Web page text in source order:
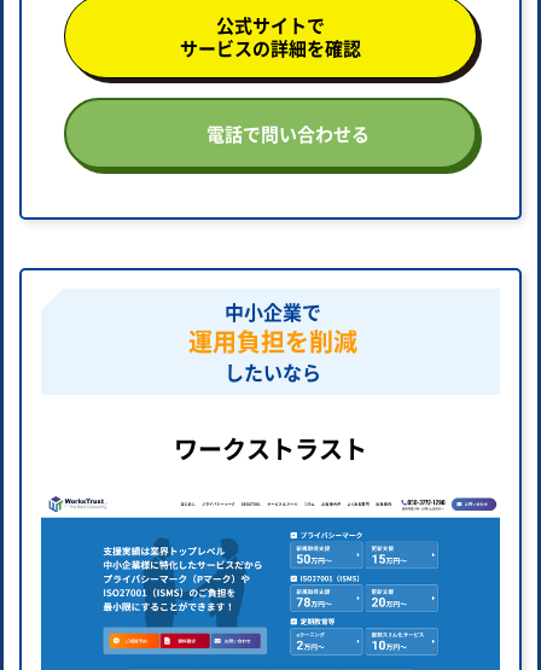
公式サイトで
サービスの詳細を確認
電話で問い合わせる
中小企業で
運用負担を削減
したいなら
ワークストラスト